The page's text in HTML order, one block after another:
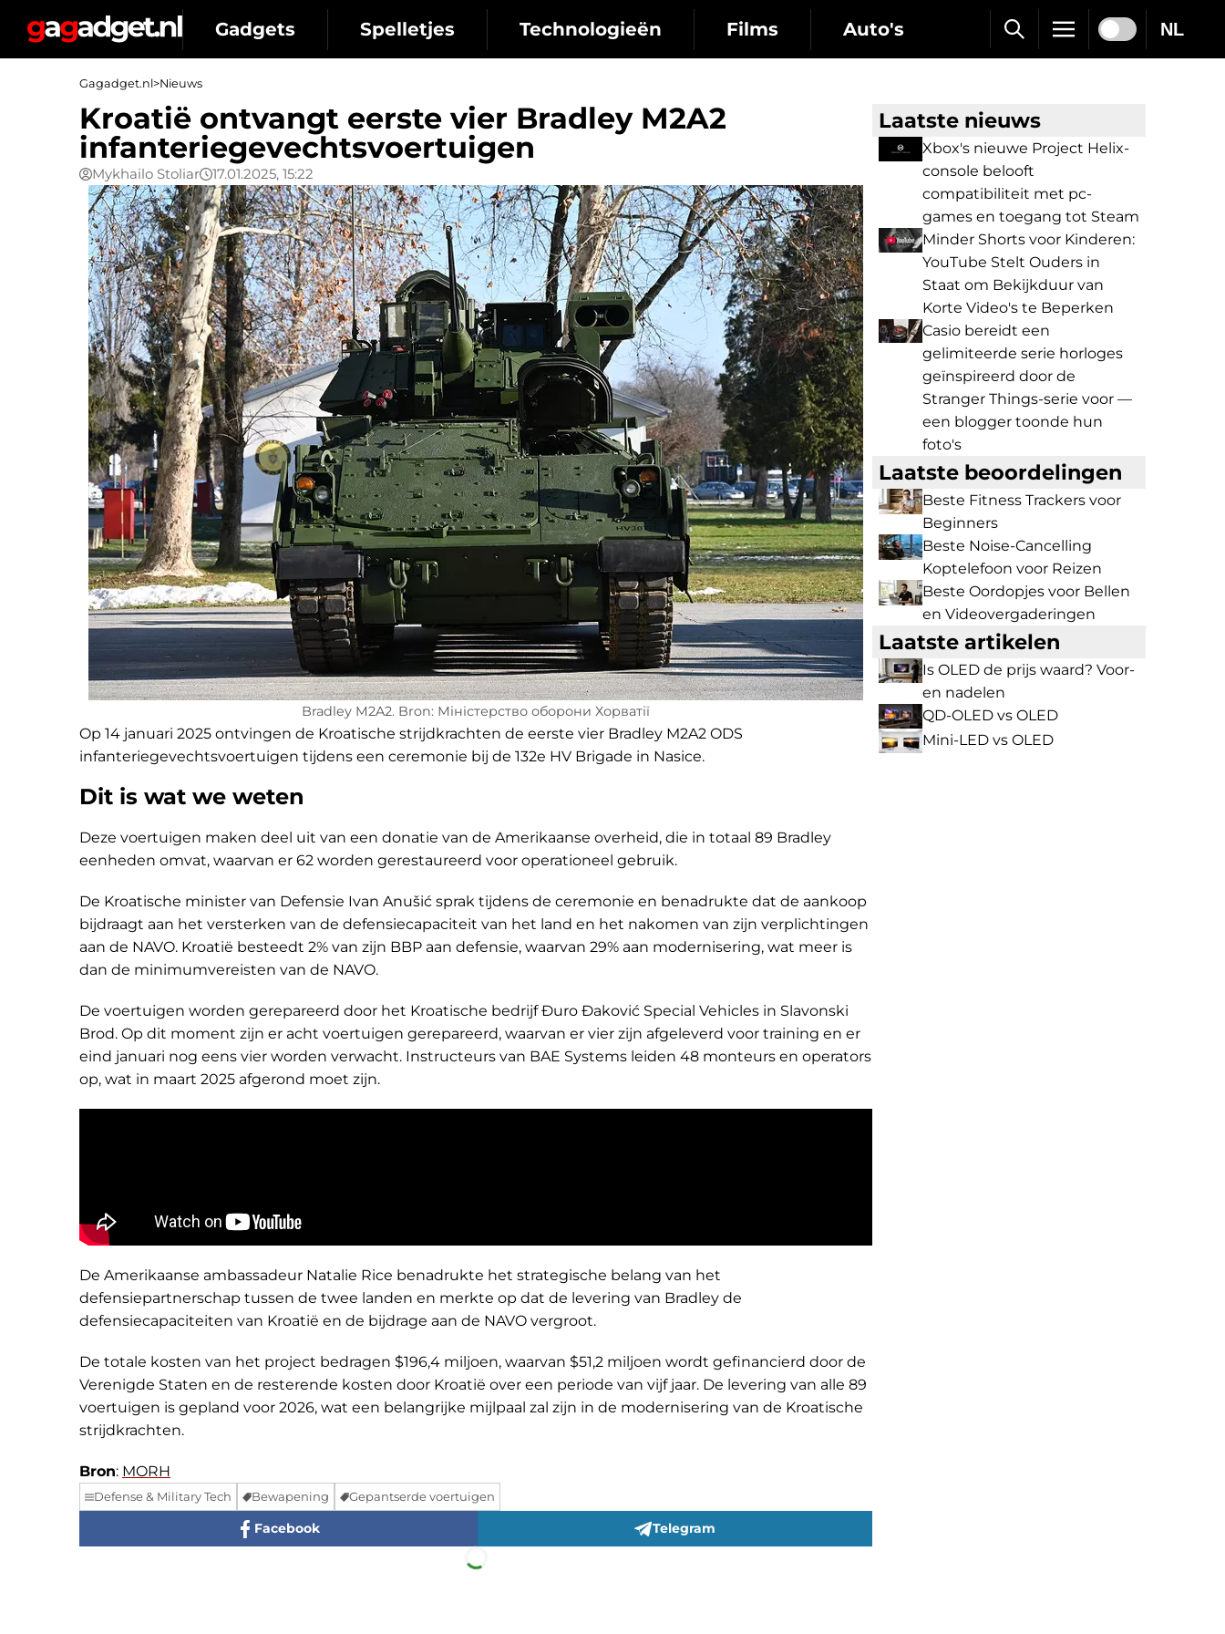
Gadgets Spelletjes Technologieën Films Auto's NL
Gagadget.nl>Nieuws
Kroatië ontvangt eerste vier Bradley M2A2
infanteriegevechtsvoertuigen
Mykhailo Stoliar 17.01.2025, 15:22
Bradley M2A2. Bron: Міністерство оборони Хорватії
Op 14 januari 2025 ontvingen de Kroatische strijdkrachten de eerste vier Bradley M2A2 ODS
infanteriegevechtsvoertuigen tijdens een ceremonie bij de 132e HV Brigade in Nasice.
Dit is wat we weten
Deze voertuigen maken deel uit van een donatie van de Amerikaanse overheid, die in totaal 89 Bradley
eenheden omvat, waarvan er 62 worden gerestaureerd voor operationeel gebruik.
De Kroatische minister van Defensie Ivan Anušić sprak tijdens de ceremonie en benadrukte dat de aankoop
bijdraagt aan het versterken van de defensiecapaciteit van het land en het nakomen van zijn verplichtingen
aan de NAVO. Kroatië besteedt 2% van zijn BBP aan defensie, waarvan 29% aan modernisering, wat meer is
dan de minimumvereisten van de NAVO.
De voertuigen worden gerepareerd door het Kroatische bedrijf Đuro Đaković Special Vehicles in Slavonski
Brod. Op dit moment zijn er acht voertuigen gerepareerd, waarvan er vier zijn afgeleverd voor training en er
eind januari nog eens vier worden verwacht. Instructeurs van BAE Systems leiden 48 monteurs en operators
op, wat in maart 2025 afgerond moet zijn.
De Amerikaanse ambassadeur Natalie Rice benadrukte het strategische belang van het
defensiepartnerschap tussen de twee landen en merkte op dat de levering van Bradley de
defensiecapaciteiten van Kroatië en de bijdrage aan de NAVO vergroot.
De totale kosten van het project bedragen $196,4 miljoen, waarvan $51,2 miljoen wordt gefinancierd door de
Verenigde Staten en de resterende kosten door Kroatië over een periode van vijf jaar. De levering van alle 89
voertuigen is gepland voor 2026, wat een belangrijke mijlpaal zal zijn in de modernisering van de Kroatische
strijdkrachten.
Bron: MORH
Defense & Military Tech Bewapening Gepantserde voertuigen
Facebook Telegram
Laatste nieuws
Xbox's nieuwe Project Helix-
console belooft
compatibiliteit met pc-
games en toegang tot Steam
Minder Shorts voor Kinderen:
YouTube Stelt Ouders in
Staat om Bekijkduur van
Korte Video's te Beperken
Casio bereidt een
gelimiteerde serie horloges
geïnspireerd door de
Stranger Things-serie voor —
een blogger toonde hun
foto's
Laatste beoordelingen
Beste Fitness Trackers voor
Beginners
Beste Noise-Cancelling
Koptelefoon voor Reizen
Beste Oordopjes voor Bellen
en Videovergaderingen
Laatste artikelen
Is OLED de prijs waard? Voor-
en nadelen
QD-OLED vs OLED
Mini-LED vs OLED